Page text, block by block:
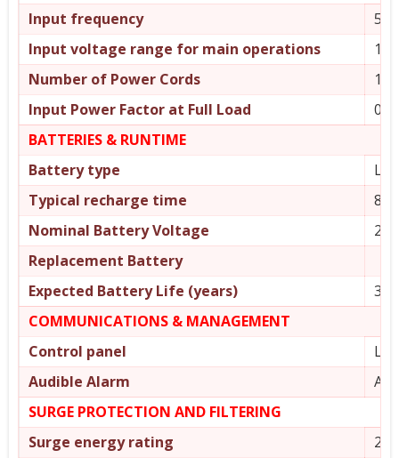
Input frequency
50/
Input voltage range for main operations
Number of Power Cords
1
Input Power Factor at Full Load
BATTERIES & RUNTIME
Battery type
Typical recharge time
Nominal Battery Voltage
24
Replacement Battery
Expected Battery Life (years)
3 –
COMMUNICATIONS & MANAGEMENT
Control panel
Audible Alarm
SURGE PROTECTION AND FILTERING
Surge energy rating